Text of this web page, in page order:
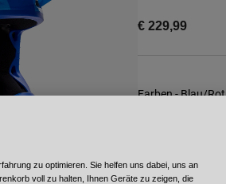
€ 229,99
Farben -Blau/Rot
ausgewählt
zu optimieren. Sie helfen uns dabei, uns an
voll zu halten, Ihnen Geräte zu zeigen, die